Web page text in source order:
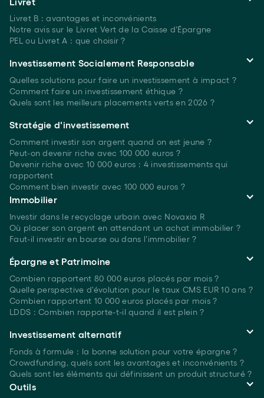
Livret B : avantages et inconvénients
Notre avis sur le Livret Vert de la Caisse d'Épargne
PEL ou Livret A : que choisir ?
Investissement Socialement Responsable
Quelles solutions pour faire un investissement à impact ?
Comment faire un investissementéthique ?
Quels sont les meilleurs placements vertsen 2026 ?
Stratégie d'investissement
Comment investir son argent quand on est jeune ?
Peut-on devenir riche avec 100 000 euros ?
Devenir riche avec 10 000 euros : 4 investissements qui
rapportent
Comment bien investir avec 100 000 euros ?
Immobilier
Investir dans le recyclage urbain avec Novaxia R
Où placer son argent en attendant un achat immobilier ?
Faut-il investir en bourse ou dans l'immobilier ?
Épargne et Patrimoine
Combien rapportent 80 000 euros placés par mois ?
Quelle perspective d'évolution pour le taux CMS EUR 10 ans ?
Combien rapportent 10 000 euros placés par mois ?
LDDS : Combien rapporte-t-il quand il est plein ?
Investissement alternatif
Fonds à formule : la bonne solution pour votre épargne ?
Crowdfunding, quels sont les avantages et inconvénients ?
Quels sont les éléments qui définissent un produit structuré ?
Outils